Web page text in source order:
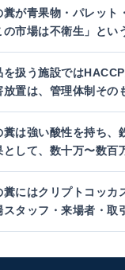
糞が青果物・パレット
の市場は不衛生」
とい
を扱う施設では
放置は、管理体制その
糞は強い酸性を持ち、
して、 数十万〜数百
糞にはクリプトコッカ
スタッフ・来場者・取